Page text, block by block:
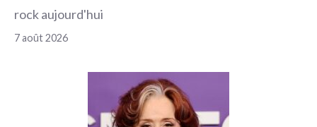
rock aujourd'hui
7 août 2026